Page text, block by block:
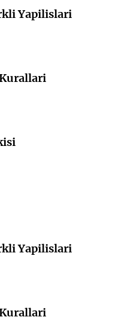
Yapilislari
Yapilislari